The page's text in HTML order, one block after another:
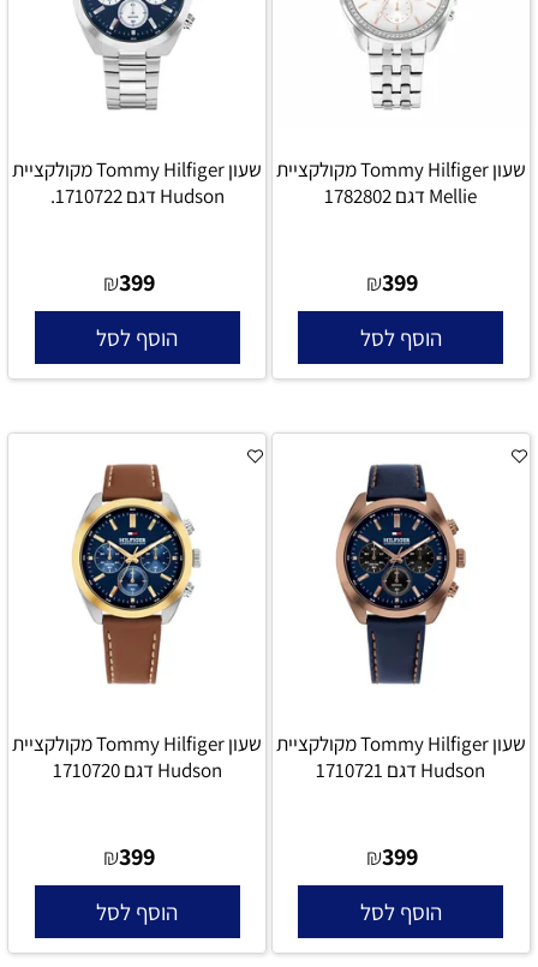
שעון Tommy Hilfiger מקולקציית
Mellie דגם 1782802
₪399
הוסף לסל
שעון Tommy Hilfiger מקולקציית
Hudson דגם 1710722.
₪399
הוסף לסל
שעון Tommy Hilfiger מקולקציית
Hudson דגם 1710721
₪399
הוסף לסל
שעון Tommy Hilfiger מקולקציית
Hudson דגם 1710720
₪399
הוסף לסל